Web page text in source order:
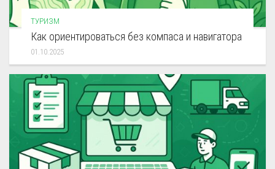
ТУРИЗМ
Как ориентироваться без компаса и навигатора
01.10.2025